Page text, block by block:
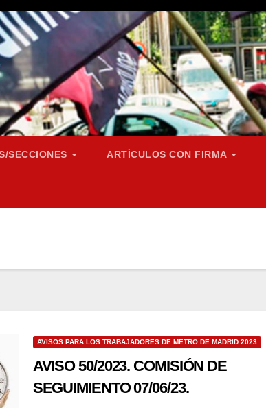
SECCIONES ARTÍCULOS CON FIRMA
AVISOS PARA LOS TRABAJADORES DE METRO DE MADRID 2023
AVISO 50/2023. COMISIÓN DE
SEGUIMIENTO 07/06/23.